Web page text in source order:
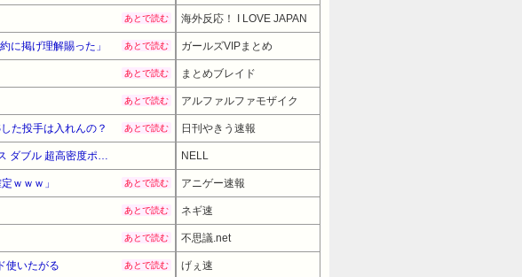
あとで読む 海外反応！ I LOVE JAPAN
に掲げ理解賜った」 あとで読む ガールズVIPまとめ
あとで読む まとめブレイド
あとで読む アルファルファモザイク
た投手は入れんの？ あとで読む 日刊やきう速報
【暮らし応援サマーSale】【10%OFF！】 NELL 公式 【120日間トライアル】マットレス ダブル 超高密度ポケットコイル1,734個 寝返り特化 体圧分散 防ダニ 抗菌 防臭 NELL
ｗｗｗ」 あとで読む アニゲー速報
あとで読む ネギ速
あとで読む 不思議.net
使いたがる あとで読む げぇ速